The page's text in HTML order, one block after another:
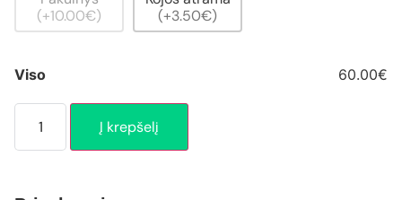
(+10.00€)
(+3.50€)
Viso 60.00€
Į krepšelį